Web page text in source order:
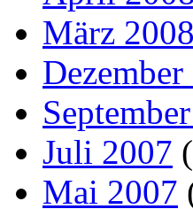
März 2008
Juli 2007
Mai 2007